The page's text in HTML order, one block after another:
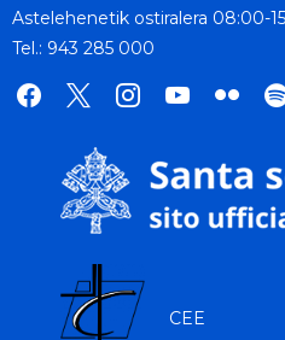
Astelehenetik ostiralera 08:00-
Tel.: 943 285 000
facebook
x instagramyoutube
flickr
CEE